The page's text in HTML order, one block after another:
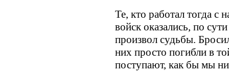
Те, кто работал тогда с
войск оказались, по
произвол судьбы.
них просто погибли в
поступают, как бы мы